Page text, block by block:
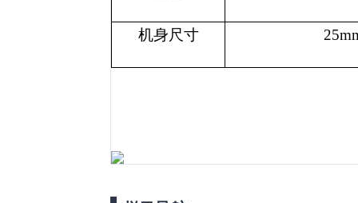
机身尺寸